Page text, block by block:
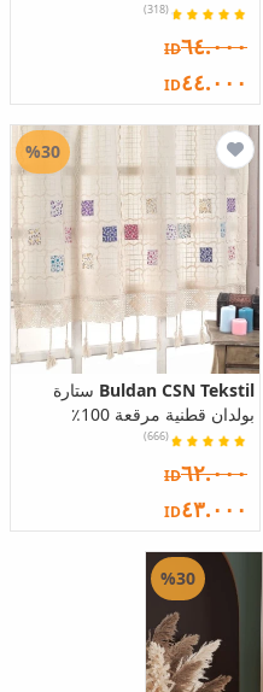
(318)
ID٦٤.٠٠٠
ID٤٤.٠٠٠
Buldan CSN Tekstil ستارة
بولدان قطنية مرقعة 100٪
(666)
ID٦٢.٠٠٠
ID٤٣.٠٠٠
%30
%30